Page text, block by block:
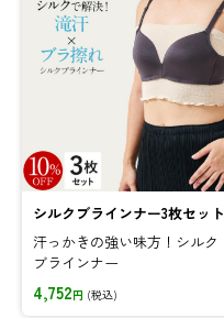
シルクブラインナー3枚セット
汗っかきの強い味方！シルク
ブラインナー
4,752円 (税込)